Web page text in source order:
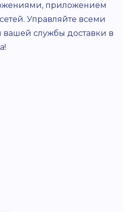
приложением
Управляйте всеми
службы доставки в